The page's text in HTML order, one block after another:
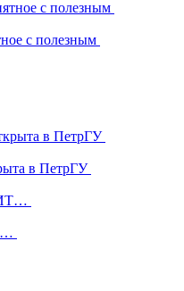
с полезным
в ПетрГУ